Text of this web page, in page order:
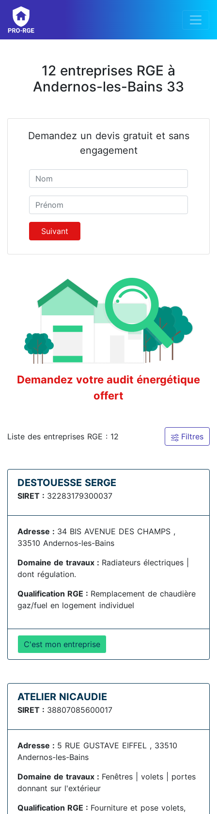
12 entreprises RGE à
Andernos-les-Bains 33
Demandez un devis gratuit et sans
engagement
Prénom
Suivant
Demandez votre audit énergétique
offert
Liste des entreprises RGE : 12 Filtres
DESTOUESSE SERGE
SIRET : 32283179300037
Adresse : 34 BIS AVENUE DES CHAMPS ,
33510 Andernos-les-Bains
Domaine de travaux : Radiateurs électriques |
dont régulation.
Qualification RGE : Remplacement de chaudière
gaz/fuel en logement individuel
C'est mon entreprise
ATELIER NICAUDIE
SIRET : 38807085600017
Adresse : 5 RUE GUSTAVE EIFFEL , 33510
Andernos-les-Bains
Domaine de travaux : Fenêtres | volets | portes
donnant sur l'extérieur
Qualification RGE : Fourniture et pose volets,